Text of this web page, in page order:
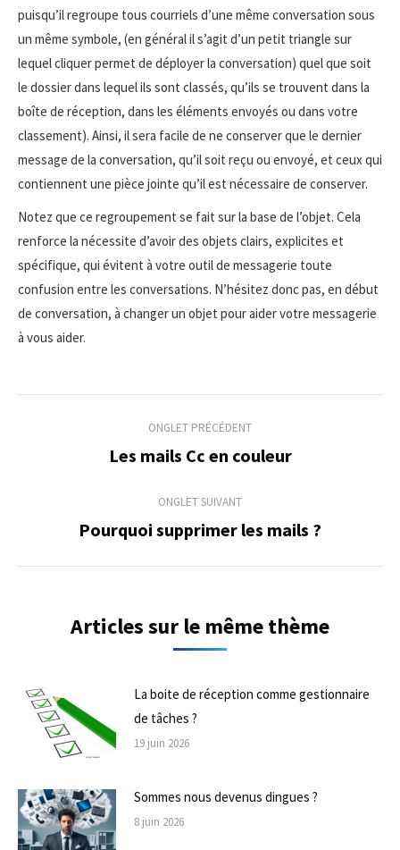
puisqu’il regroupe tous courriels d’une même conversation sous
un même symbole, (en général il s’agit d’un petit triangle sur
lequel cliquer permet de déployer la conversation) quel que soit
le dossier dans lequel ils sont classés, qu’ils se trouvent dans la
boîte de réception, dans les éléments envoyés ou dans votre
classement). Ainsi, il sera facile de ne conserver que le dernier
message de la conversation, qu’il soit reçu ou envoyé, et ceux qui
contiennent une pièce jointe qu’il est nécessaire de conserver.
Notez que ce regroupement se fait sur la base de l’objet. Cela
renforce la nécessite d’avoir des objets clairs, explicites et
spécifique, qui évitent à votre outil de messagerie toute
confusion entre les conversations. N’hésitez donc pas, en début
de conversation, à changer un objet pour aider votre messagerie
à vous aider.
commentaire
ONGLET PRÉCÉDENT
Onglet
Les mails Cc en couleur
ONGLET SUIVANT
Onglet
Pourquoi supprimer les mails ?
Articles sur le même thème
La boite de réception comme gestionnaire
de tâches ?
19 juin 2026
Sommes nous devenus dingues ?
8 juin 2026